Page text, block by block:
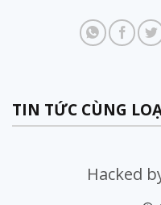
TIN TỨC CÙNG
Hacked